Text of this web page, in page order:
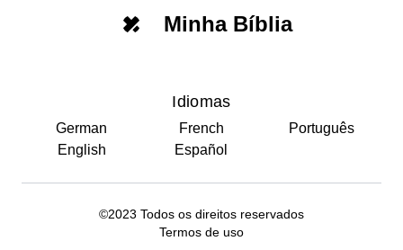
Minha Bíblia
Idiomas
German French
Português
English
Español
©2023 Todos os direitos reservados
Termos de uso